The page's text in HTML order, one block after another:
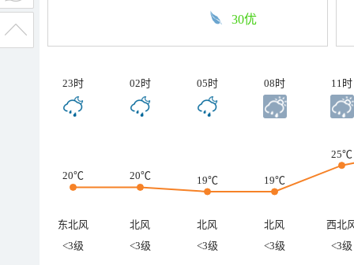
30优
23时 02时 05时 08时 11时
20℃ 20℃ 19℃ 19℃
25℃
东北风 北风 北风 北风
西北
<3级
<3级 <3级 <3级 <3级